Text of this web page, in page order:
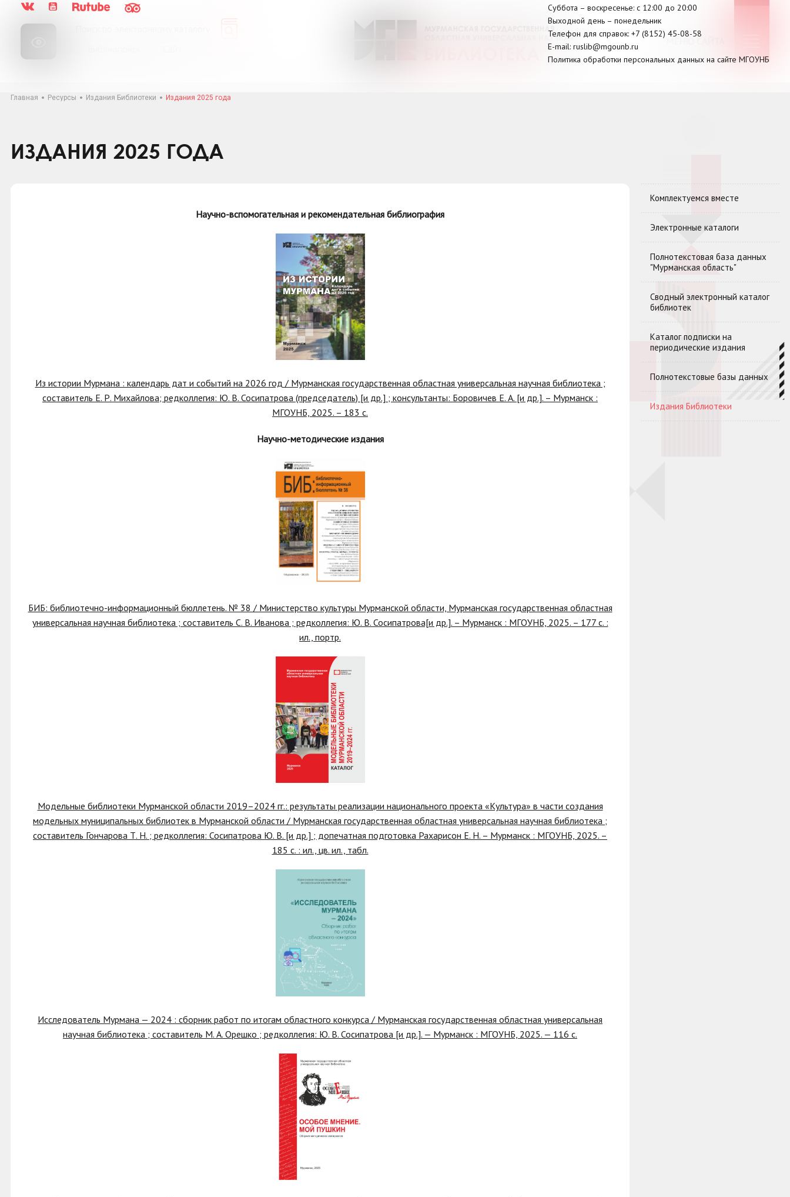
Суббота – воскресенье: c 12:00 до 20:00
Выходной день – понедельник
Телефон для справок: +7 (8152) 45-08-58
E-mail: ruslib@mgounb.ru
Политика обработки персональных данных на сайте МГОУНБ
Главная Ресурсы Издания Библиотеки Издания 2025 года
ИЗДАНИЯ 2025 ГОДА
Научно-вспомогательная и рекомендательная библиография
Из истории Мурмана : календарь дат и событий на 2026 год / Мурманская государственная областная универсальная научная библиотека ;
составитель Е. Р. Михайлова; редколлегия: Ю. В. Сосипатрова (председатель) [и др.] ; консультанты: Боровичев Е. А. [и др.]. – Мурманск :
МГОУНБ, 2025. – 183 с.
Научно-методические издания
БИБ: библиотечно-информационный бюллетень. № 38 / Министерство культуры Мурманской области, Мурманская государственная областная
универсальная научная библиотека ; составитель С. В. Иванова ; редколлегия: Ю. В. Сосипатрова[и др.]. – Мурманск : МГОУНБ, 2025. – 177 с. :
ил., портр.
Модельные библиотеки Мурманской области 2019–2024 гг.: результаты реализации национального проекта «Культура» в части создания
модельных муниципальных библиотек в Мурманской области / Мурманская государственная областная универсальная научная библиотека ;
составитель Гончарова Т. Н. ; редколлегия: Сосипатрова Ю. В. [и др.] ; допечатная подготовка Рахарисон Е. Н. – Мурманск : МГОУНБ, 2025. –
185 с. : ил., цв. ил., табл.
Исследователь Мурмана — 2024 : сборник работ по итогам областного конкурса / Мурманская государственная областная универсальная
научная библиотека ; составитель М. А. Орешко ; редколлегия: Ю. В. Сосипатрова [и др.]. — Мурманск : МГОУНБ, 2025. — 116 с.
Комплектуемся вместе
Электронные каталоги
Полнотекстовая база данных
"Мурманская область"
Сводный электронный каталог
библиотек
Каталог подписки на
периодические издания
Полнотекстовые базы данных
Издания Библиотеки